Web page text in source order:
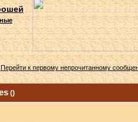
Перейти к первому непрочитанному
()